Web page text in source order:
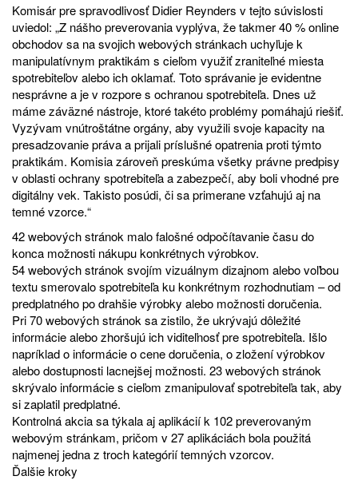
Komisár pre spravodlivosť Didier Reynders v tejto súvislosti
uviedol: „Z nášho preverovania vyplýva, že takmer 40 % online
obchodov sa na svojich webových stránkach uchyľuje k
manipulatívnym praktikám s cieľom využiť zraniteľné miesta
spotrebiteľov alebo ich oklamať. Toto správanie je evidentne
nesprávne a je v rozpore s ochranou spotrebiteľa. Dnes už
máme záväzné nástroje, ktoré takéto problémy pomáhajú riešiť.
Vyzývam vnútroštátne orgány, aby využili svoje kapacity na
presadzovanie práva a prijali príslušné opatrenia proti týmto
praktikám. Komisia zároveň preskúma všetky právne predpisy
v oblasti ochrany spotrebiteľa a zabezpečí, aby boli vhodné pre
digitálny vek. Takisto posúdi, či sa primerane vzťahujú aj na
temné vzorce.“
42 webových stránok malo falošné odpočítavanie času do
konca možnosti nákupu konkrétnych výrobkov.
54 webových stránok svojím vizuálnym dizajnom alebo voľbou
textu smerovalo spotrebiteľa ku konkrétnym rozhodnutiam – od
predplatného po drahšie výrobky alebo možnosti doručenia.
Pri 70 webových stránok sa zistilo, že ukrývajú dôležité
informácie alebo zhoršujú ich viditeľnosť pre spotrebiteľa. Išlo
napríklad o informácie o cene doručenia, o zložení výrobkov
alebo dostupnosti lacnejšej možnosti. 23 webových stránok
skrývalo informácie s cieľom zmanipulovať spotrebiteľa tak, aby
si zaplatil predplatné.
Kontrolná akcia sa týkala aj aplikácií k 102 preverovaným
webovým stránkam, pričom v 27 aplikáciách bola použitá
najmenej jedna z troch kategórií temných vzorcov.
Ďalšie kroky